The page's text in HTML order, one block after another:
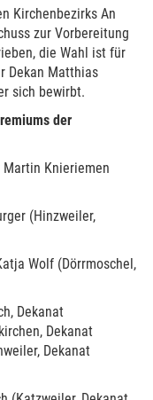
Kirchenbezirks An
zur Vorbereitung
die Wahl ist für
Dekan Matthias
sich bewirbt.
der
Knieriemen
(Hinzweiler,
Wolf (Dörrmoschel,
Dekanat
Dekanat
Dekanat